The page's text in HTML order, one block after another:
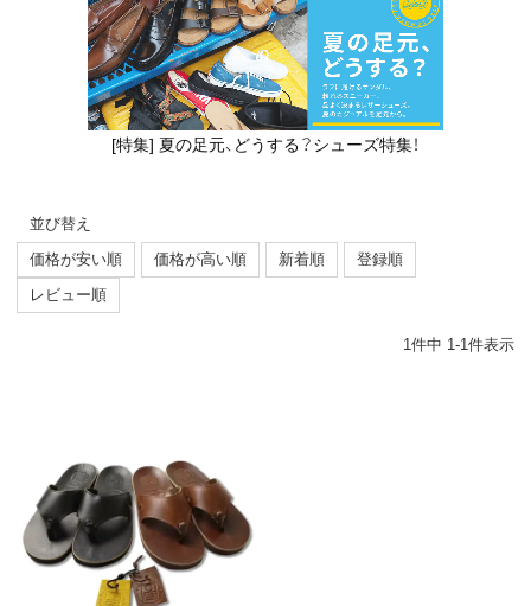
[特集] 夏の足元、どうする？シューズ特集！
並び替え
価格が安い順
価格が高い順 新着順
登録順
レビュー順
1 件中 1 -1 件表示